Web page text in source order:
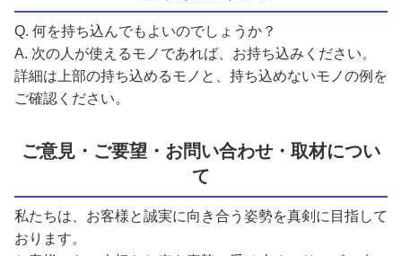
Q. 何を持ち込んでもよいのでしょうか？
A. 次の人が使えるモノであれば、お持ち込みください。
詳細は上部の持ち込めるモノと、持ち込めないモノの例を
ご確認ください。
ご意見・ご要望・お問い合わせ・取材につい
て
私たちは、お客様と誠実に向き合う姿勢を真剣に目指して
おります。